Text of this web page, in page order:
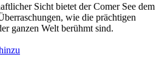
Sicht bietet der Comer See dem
wie die prächtigen
ganzen Welt berühmt sind.